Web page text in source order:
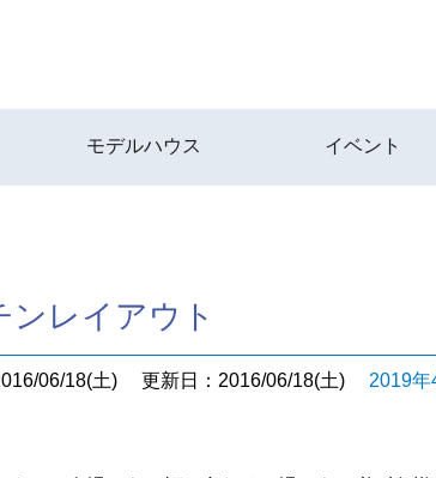
モデルハウス イベント
ンレイアウト
06/18(土) 更新日：2016/06/18(土) 2019